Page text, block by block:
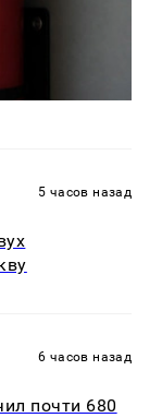
5 часов назад
6 часов назад
почти 680